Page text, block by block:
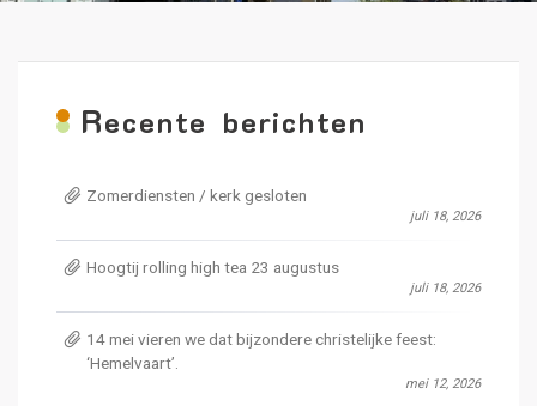
Recente berichten
Zomerdiensten / kerk gesloten
juli 18, 2026
Hoogtij rolling high tea 23 augustus
juli 18, 2026
14 mei vieren we dat bijzondere christelijke feest:
‘Hemelvaart’.
mei 12, 2026